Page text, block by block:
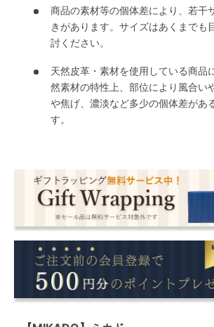
商品の素材等の個体差により、若干
きがあります。サイズはあくまでも
討ください。
天然皮革・素材を使用している商品
然素材の特性上、部位により風合い
や焦げ、濃淡など多少の個体差があ
す。